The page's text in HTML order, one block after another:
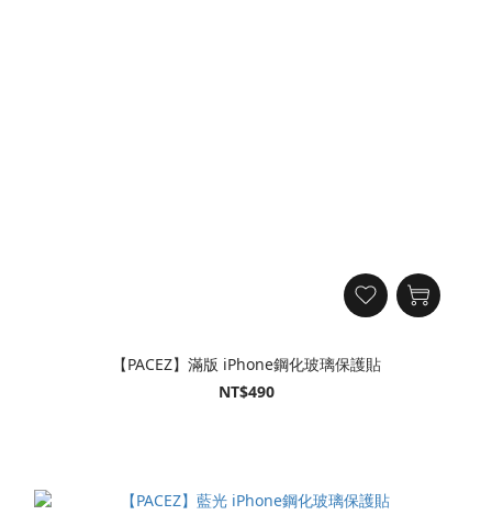
【PACEZ】滿版 iPhone鋼化玻璃保護貼
NT$490